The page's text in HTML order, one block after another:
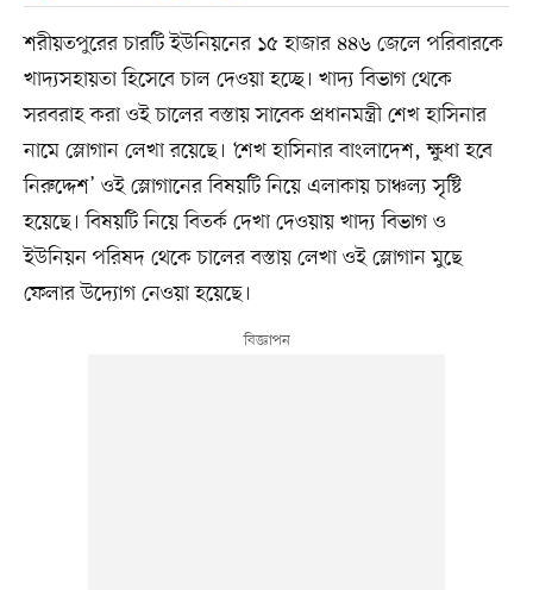
শরীয়তপুরের চারটি ইউনিয়নের ১৫ হাজার ৪৪৬ জেলে পরিবারকে
খাদ্যসহায়তা হিসেবে চাল দেওয়া হচ্ছে। খাদ্য বিভাগ থেকে
সরবরাহ করা ওই চালের বস্তায় সাবেক প্রধানমন্ত্রী শেখ হাসিনার
নামে স্লোগান লেখা রয়েছে। ‘শেখ হাসিনার বাংলাদেশ, ক্ষুধা হবে
নিরুদ্দেশ’ ওই স্লোগানের বিষয়টি নিয়ে এলাকায় চাঞ্চল্য সৃষ্টি
হয়েছে। বিষয়টি নিয়ে বিতর্ক দেখা দেওয়ায় খাদ্য বিভাগ ও
ইউনিয়ন পরিষদ থেকে চালের বস্তায় লেখা ওই স্লোগান মুছে
ফেলার উদ্যোগ নেওয়া হয়েছে।